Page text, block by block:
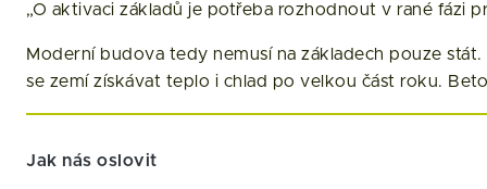
„O aktivaci základů je potřeba rozhodnout v rané fázi
Moderní budova tedy nemusí na základech pouze
se zemí získávat teplo i chlad po velkou část roku.
Jak nás oslovit